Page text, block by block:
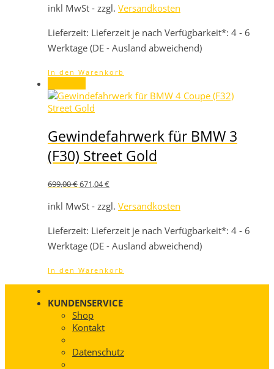
war:
699,00 €
ist:
671,04 €.
inkl MwSt - zzgl. Versandkosten
Lieferzeit: Lieferzeit je nach Verfügbarkeit*: 4 - 6
Werktage (DE - Ausland abweichend)
In den Warenkorb
Gewindefahrwerk für BMW 3
(F30) Street Gold
699,00€Ursprünglicher
war:
699,00 €
671,04€Aktueller
ist:
671,04 €.
inkl MwSt - zzgl. Versandkosten
Lieferzeit: Lieferzeit je nach Verfügbarkeit*: 4 - 6
Werktage (DE - Ausland abweichend)
In den Warenkorb
KUNDENSERVICE
Shop
Kontakt
Datenschutz